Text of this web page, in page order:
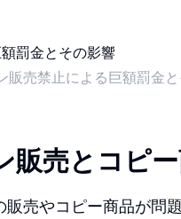
販売禁止による巨額罰金
販売とコピ
売やコピー商品が問